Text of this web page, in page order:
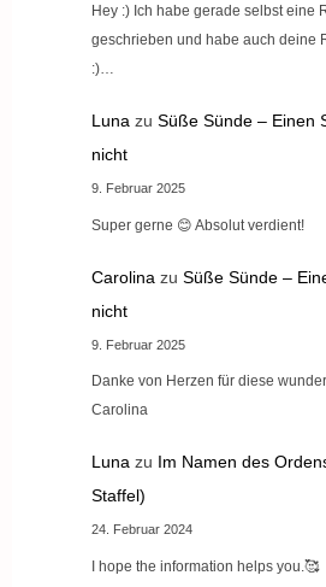
Hey :) Ich habe gerade selbst eine
geschrieben und habe auch deine
:)…
Luna zu Süße Sünde – Einen
nicht
9. Februar 2025
Super gerne 😊 Absolut verdient!
Carolina zu Süße Sünde –
nicht
9. Februar 2025
Danke von Herzen für diese
Carolina
Luna zu Im Namen des
Staffel)
24. Februar 2024
I hope the information helps you.🥰